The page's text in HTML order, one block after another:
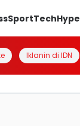
SportTechHype
Iklanin di IDN